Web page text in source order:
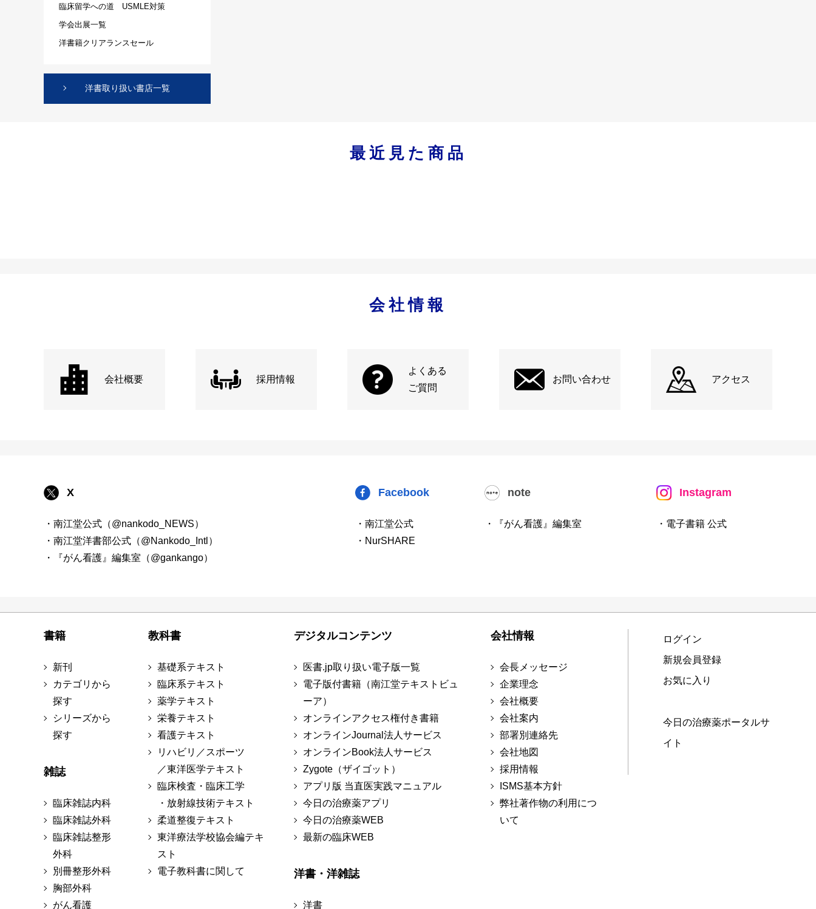
臨床留学への道 USMLE対策
学会出展一覧
洋書籍クリアランスセール
洋書取り扱い書店一覧
最近見た商品
会社情報
会社概要 採用情報
よくある
ご質問
お問い合わせ アクセス
X
・南江堂公式（@nankodo_NEWS）
・南江堂洋書部公式（@Nankodo_Intl）
・『がん看護』編集室（@gankango）
Facebook
・南江堂公式
・NurSHARE
note
・『がん看護』編集室
Instagram
・電子書籍 公式
書籍
新刊
カテゴリから
探す
シリーズから
探す
雑誌
臨床雑誌内科
臨床雑誌外科
臨床雑誌整形
外科
別冊整形外科
胸部外科
がん看護
教科書
基礎系テキスト
臨床系テキスト
薬学テキスト
栄養テキスト
看護テキスト
リハビリ／スポーツ
／東洋医学テキスト
臨床検査・臨床工学
・放射線技術テキスト
柔道整復テキスト
東洋療法学校協会編テキ
スト
電子教科書に関して
デジタルコンテンツ
医書.jp取り扱い電子版一覧
電子版付書籍（南江堂テキストビュ
ーア）
オンラインアクセス権付き書籍
オンラインJournal法人サービス
オンラインBook法人サービス
Zygote（ザイゴット）
アプリ版 当直医実践マニュアル
今日の治療薬アプリ
今日の治療薬WEB
最新の臨床WEB
洋書・洋雑誌
洋書
会社情報
会長メッセージ
企業理念
会社概要
会社案内
部署別連絡先
会社地図
採用情報
ISMS基本方針
弊社著作物の利用につ
いて
ログイン
新規会員登録
お気に入り
今日の治療薬ポータルサ
イト